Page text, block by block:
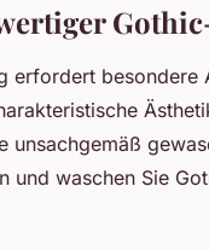
erfordert besondere
unsachgemäß
und waschen Sie